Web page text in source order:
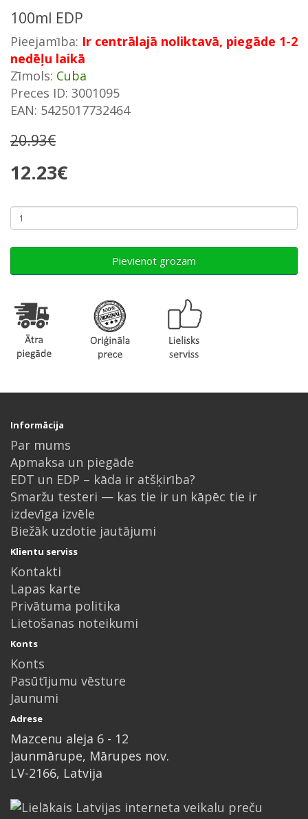
100ml EDP
Pieejamība: Ir centrālajā noliktavā, piegāde 1-2
nedēļu laikā
Zīmols: Cuba
Preces ID: 3001095
EAN: 5425017732464
20.93€
12.23€
Pievienot grozam
Informācija
Par mums
Apmaksa un piegāde
EDT un EDP – kāda ir atšķirība?
Smaržu testeri — kas tie ir un kāpēc tie ir
izdevīga izvēle
Biežāk uzdotie jautājumi
Klientu serviss
Kontakti
Lapas karte
Privātuma politika
Lietošanas noteikumi
Konts
Konts
Pasūtījumu vēsture
Jaunumi
Adrese
Mazcenu aleja 6 - 12
Jaunmārupe, Mārupes nov.
LV-2166, Latvija